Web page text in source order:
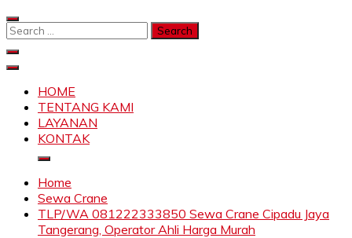
Skip
to
Search
SKYLIFTHOME
TENTANG KAMI
LAYANAN
KONTAK
Home
Sewa Crane
TLP/WA 081222333850 Sewa Crane Cipadu Jaya
Tangerang, Operator Ahli Harga Murah